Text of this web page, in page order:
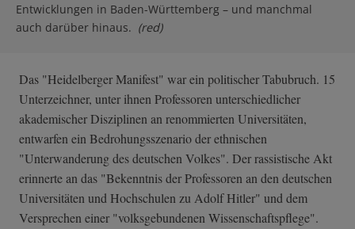
Entwicklungen in Baden-Württemberg – und manchmal
auch darüber hinaus. (red)
Das "Heidelberger Manifest" war ein politischer Tabubruch. 15
Unterzeichner, unter ihnen Professoren unterschiedlicher
akademischer Disziplinen an renommierten Universitäten,
entwarfen ein Bedrohungsszenario der ethnischen
"Unterwanderung des deutschen Volkes". Der rassistische Akt
erinnerte an das "Bekenntnis der Professoren an den deutschen
Universitäten und Hochschulen zu Adolf Hitler" und dem
Versprechen einer "volksgebundenen Wissenschaftspflege".